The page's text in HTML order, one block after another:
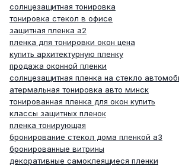
солнцезащитная тонировка
тонировка стекол в офисе
защитная пленка а2
пленка для тонировки окон цена
купить архитектурную пленку
продажа оконной пленки
солнцезащитная пленка на стекло
атермальная тонировка авто минск
тонированная пленка для окон купить
классы защитных пленок
пленка тонирующая
бронирование стекол дома пленкой а3
бронированные витрины
декоративные самоклеящиеся пленки